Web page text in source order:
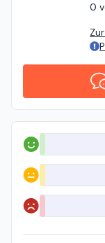
0
Positiv
Neutral
Negativ